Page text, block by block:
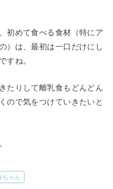
初めて食べる食材（特にア
）は、最初は一口だけにし
すね。
たりして離乳食もどんどん
ので気をつけていきたいと
ちゃん